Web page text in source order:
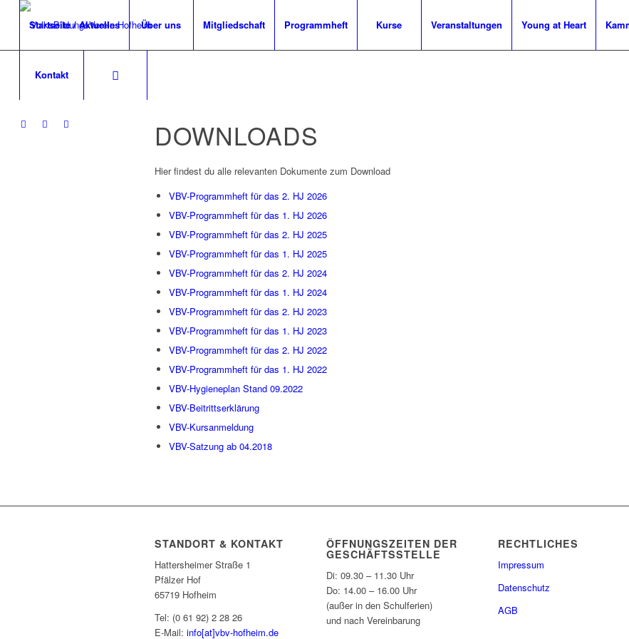
Startseite / Aktuelles Über uns Mitgliedschaft Programmheft Kurse Veranstaltungen Young at Heart
Kontakt
DOWNLOADS
Hier findest du alle relevanten Dokumente zum Download
VBV-Programmheft für das 2. HJ 2026
VBV-Programmheft für das 1. HJ 2026
VBV-Programmheft für das 2. HJ 2025
VBV-Programmheft für das 1. HJ 2025
VBV-Programmheft für das 2. HJ 2024
VBV-Programmheft für das 1. HJ 2024
VBV-Programmheft für das 2. HJ 2023
VBV-Programmheft für das 1. HJ 2023
VBV-Programmheft für das 2. HJ 2022
VBV-Programmheft für das 1. HJ 2022
VBV-Hygieneplan Stand 09.2022
VBV-Beitrittserklärung
VBV-Kursanmeldung
VBV-Satzung ab 04.2018
STANDORT & KONTAKT
Hattersheimer Straße 1
Pfälzer Hof
65719 Hofheim
Tel: (0 61 92) 2 28 26
E-Mail: info[at]vbv-hofheim.de
ÖFFNUNGSZEITEN DER
GESCHÄFTSSTELLE
Di: 09.30 – 11.30 Uhr
Do: 14.00 – 16.00 Uhr
(außer in den Schulferien)
und nach Vereinbarung
RECHTLICHES
Impressum
Datenschutz
AGB